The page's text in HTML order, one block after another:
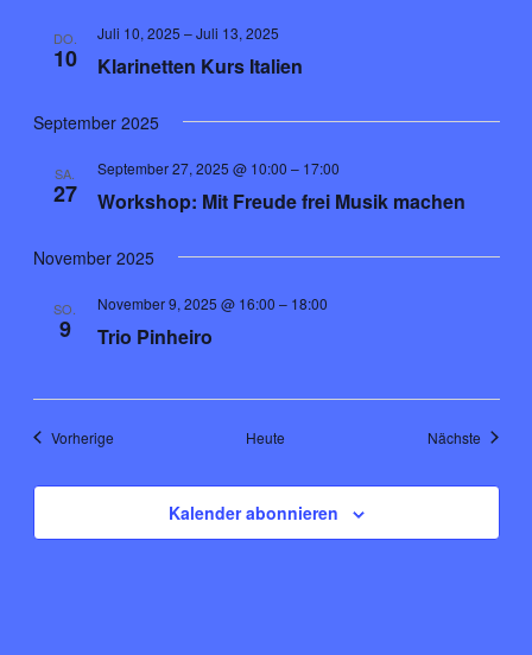
DO.
10
Juli 10, 2025 –Juli 13, 2025
Klarinetten Kurs Italien
September 2025
SA.
27
September 27, 2025 @ 10:00 – 17:00
Workshop: Mit Freude frei Musik machen
November 2025
SO.
9
November 9, 2025 @ 16:00 – 18:00
Trio Pinheiro
VorherigeVeranstaltungen Heute Nächste
Kalender abonnieren